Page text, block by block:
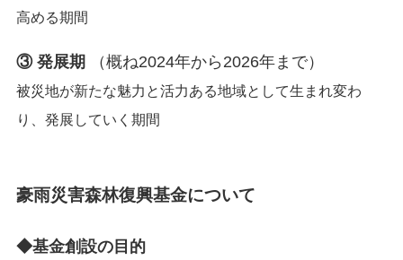
高める期間
③ 発展期 （概ね2024年から2026年まで）
被災地が新たな魅力と活力ある地域として生まれ変わ
り、発展していく期間
豪雨災害森林復興基金について
◆基金創設の目的